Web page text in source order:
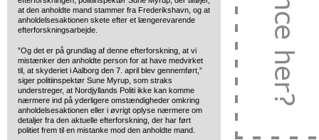
at den anholdte mand stammer fra Frederikshavn, og at
anholdelsesaktionen skete efter et længerevarende
efterforskningsarbejde.
”Og det er på grundlag af denne efterforskning, at vi
mistænker den anholdte person for at have medvirket
til, at skyderiet i Aalborg den 7. april blev gennemført,”
siger politiinspektør Sune Myrup, som straks
understreger, at Nordjyllands Politi ikke kan komme
nærmere ind på yderligere omstændigheder omkring
anholdelsesaktionen eller i øvrigt oplyse nærmere om
detaljer fra den aktuelle efterforskning, der har ført
politiet frem til en mistanke mod den anholdte mand.